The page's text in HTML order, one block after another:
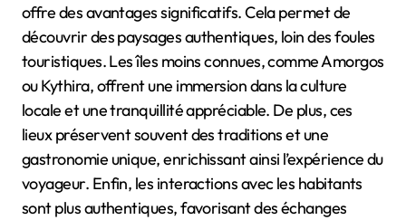
offre des avantages significatifs. Cela permet de
découvrir des paysages authentiques, loin des foules
touristiques. Les îles moins connues, comme Amorgos
ou Kythira, offrent une immersion dans la culture
locale et une tranquillité appréciable. De plus, ces
lieux préservent souvent des traditions et une
gastronomie unique, enrichissant ainsi l’expérience du
voyageur. Enfin, les interactions avec les habitants
sont plus authentiques, favorisant des échanges